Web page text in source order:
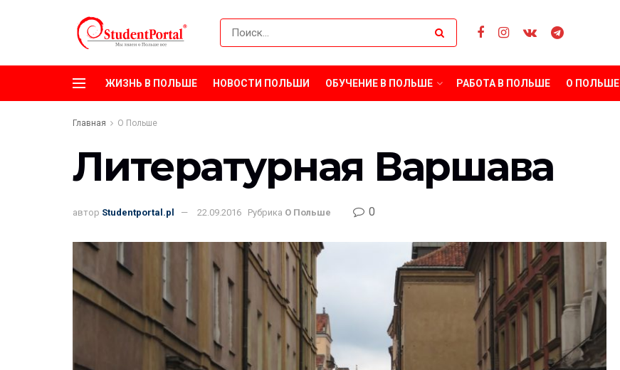
ЖИЗНЬ В ПОЛЬШЕ НОВОСТИ ПОЛЬШИ ОБУЧЕНИЕ В ПОЛЬШЕ РАБОТА В ПОЛЬШЕ О ПОЛЬШЕ
Главная О Польше
Литературная Варшава
автор Studentportal.pl 22.09.2016 Рубрика О Польше 0